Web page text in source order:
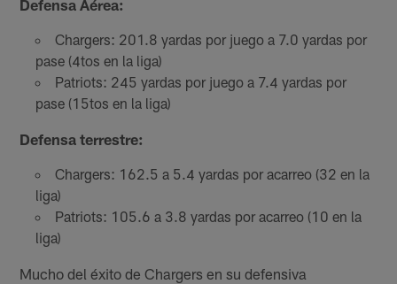
Defensa Aérea:
Chargers: 201.8 yardas por juego a 7.0 yardas por
pase (4tos en la liga)
Patriots: 245 yardas por juego a 7.4 yardas por
pase (15tos en la liga)
Defensa terrestre:
Chargers: 162.5 a 5.4 yardas por acarreo (32 en la
liga)
Patriots: 105.6 a 3.8 yardas por acarreo (10 en la
liga)
Mucho del éxito de Chargers en su defensiva